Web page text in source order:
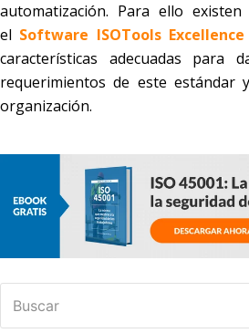
automatización. Para ello
el Software ISOTools Excellence
características adecuadas para
requerimientos de este
organización.